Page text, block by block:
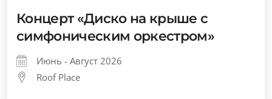
Концерт «Диско на крыше с
симфоническим оркестром»
Июнь - Август 2026
Roof Place